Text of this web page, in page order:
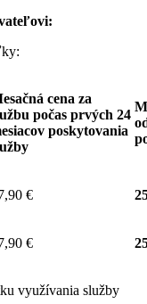
cena za
počas prvých 24
poskytovania
€
€
využívania služby